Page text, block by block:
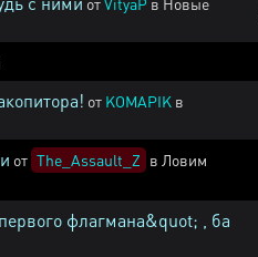
от KOMAPIK в
от The_Assault_Z в Ловим
флагмана&quot; , ба